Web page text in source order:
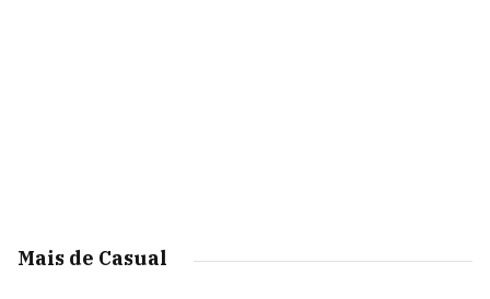
Mais de Casual